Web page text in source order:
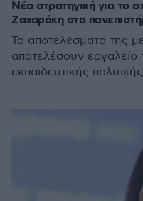
Νέα στρατηγική για το
Ζαχαράκη στα
Τα αποτελέσματα της
αποτελέσουν εργαλείο
εκπαιδευτικής πολιτικής